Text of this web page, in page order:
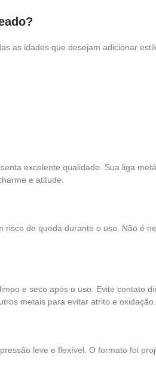
as idades que desejam adicionar
excelente qualidade. Sua liga
e atitude.
de queda durante o uso. Não é
e seco após o uso. Evite
metais para evitar atrito e oxidação.
leve e flexível. O formato foi